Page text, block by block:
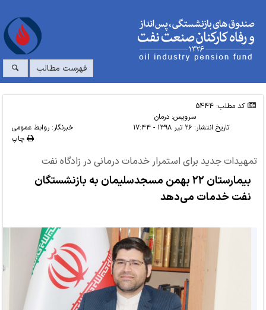
فهرست مطالب
کد مطلب: 5444
سرویس: درمان
تاریخ انتشار: ۲۶ تیر ۱۳۹۸ - ۱۷:۴۴
خبرنگار: روابط عمومی
چاپ
تمهیدات جدید برای استمرار خدمات درمانی در زادگاه نفت
بیمارستان ۲۲ بهمن مسجدسلیمان به بازنشستگان
نفت خدمات می‌دهد